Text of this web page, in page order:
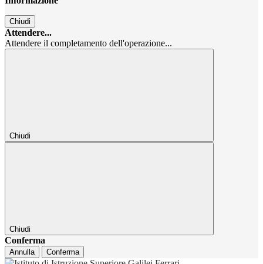
Chiudi
Attendere...
Attendere il completamento dell'operazione...
Chiudi
Chiudi
Conferma
Annulla Conferma